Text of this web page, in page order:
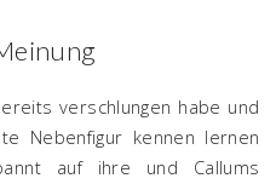
verschlungen habe und
Nebenfigur kennen lernen
auf ihre und Callums